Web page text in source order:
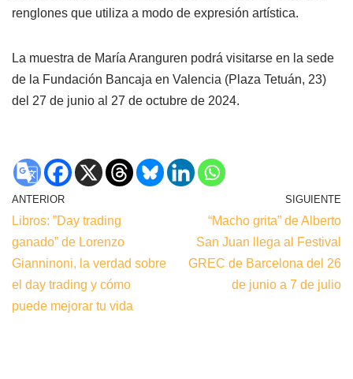
renglones que utiliza a modo de expresión artística.
La muestra de María Aranguren podrá visitarse en la sede
de la Fundación Bancaja en Valencia (Plaza Tetuán, 23)
del 27 de junio al 27 de octubre de 2024.
ANTERIOR
Libros: ”Day trading
ganado” de Lorenzo
Gianninoni, la verdad sobre
el day trading y cómo
puede mejorar tu vida
SIGUIENTE
“Macho grita” de Alberto
San Juan llega al Festival
GREC de Barcelona del 26
de junio a 7 de julio